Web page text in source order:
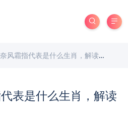
霜指代表是什么生肖，解读精选词语释义
表是什么生肖，解读